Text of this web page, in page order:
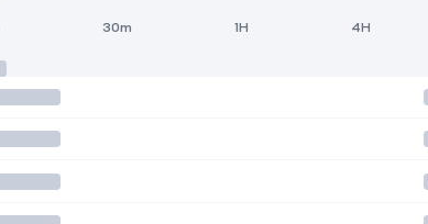
30m 1H 4H